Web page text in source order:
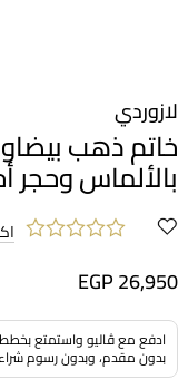
لازوردي
بالألماس وحجر
EGP 26,950
بدون مقدم، وبدون رسوم شراء،